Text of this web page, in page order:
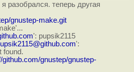
разобрался. теперь другая
gnustep-make.git
': pupsik2115
':
found.
github.com/gnustep/gnustep-